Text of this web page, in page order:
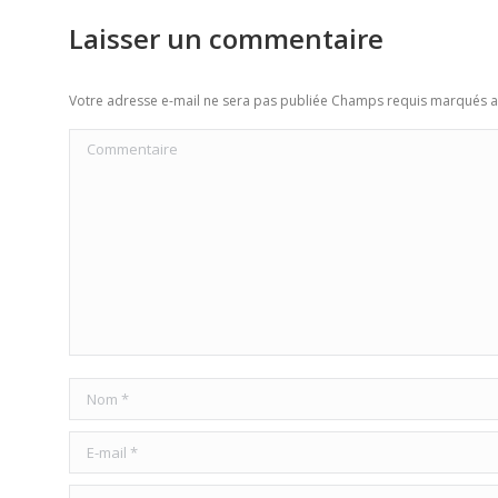
Laisser un commentaire
Votre adresse e-mail ne sera pas publiée Champs requis marqués
Commentaire
Nom *
E-mail *